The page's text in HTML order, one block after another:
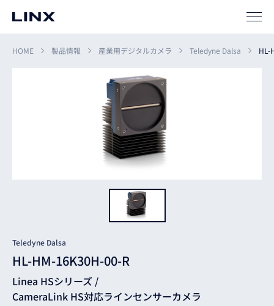
HOME 製品情報 産業用デジタルカメラ Teledyne Dalsa HL-
Teledyne Dalsa
HL-HM-16K30H-00-R
Linea HSシリーズ /
CameraLink HS対応ラインセンサーカメラ